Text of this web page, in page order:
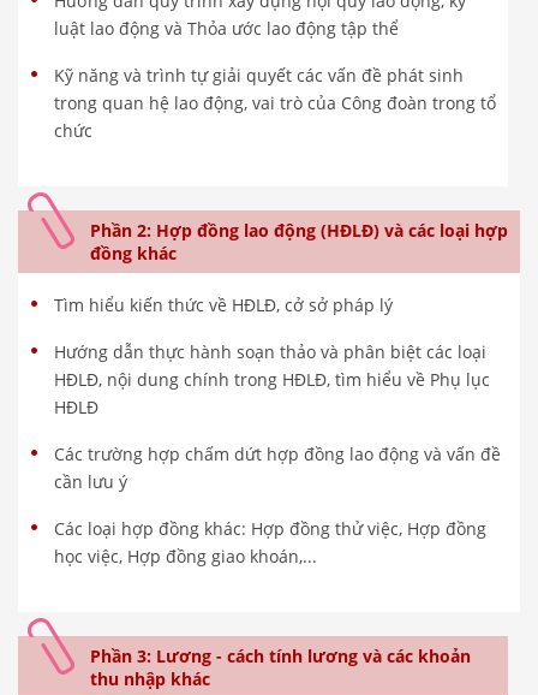
luật lao động và Thỏa ước lao động tập thể
Kỹ năng và trình tự giải quyết các vấn đề phát sinh
trong quan hệ lao động, vai trò của Công đoàn trong tổ
chức
Phần 2: Hợp đồng lao động (HĐLĐ) và các loại hợp
đồng khác
Tìm hiểu kiến thức về HĐLĐ, cở sở pháp lý
Hướng dẫn thực hành soạn thảo và phân biệt các loại
HĐLĐ, nội dung chính trong HĐLĐ, tìm hiểu về Phụ lục
HĐLĐ
Các trường hợp chấm dứt hợp đồng lao động và vấn đề
cần lưu ý
Các loại hợp đồng khác: Hợp đồng thử việc, Hợp đồng
học việc, Hợp đồng giao khoán,...
Phần 3: Lương - cách tính lương và các khoản
thu nhập khác